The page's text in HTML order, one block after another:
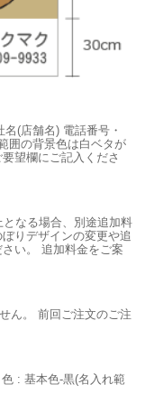
名(店舗名) 電話番号・
囲の背景色は白ベタが
望欄にご記入くださ
となる場合、別途追加料
りデザインの変更や追
い。
追加料金をご案
ん。
前回ご注文のご注
色 : 基本色-黒(名入れ範